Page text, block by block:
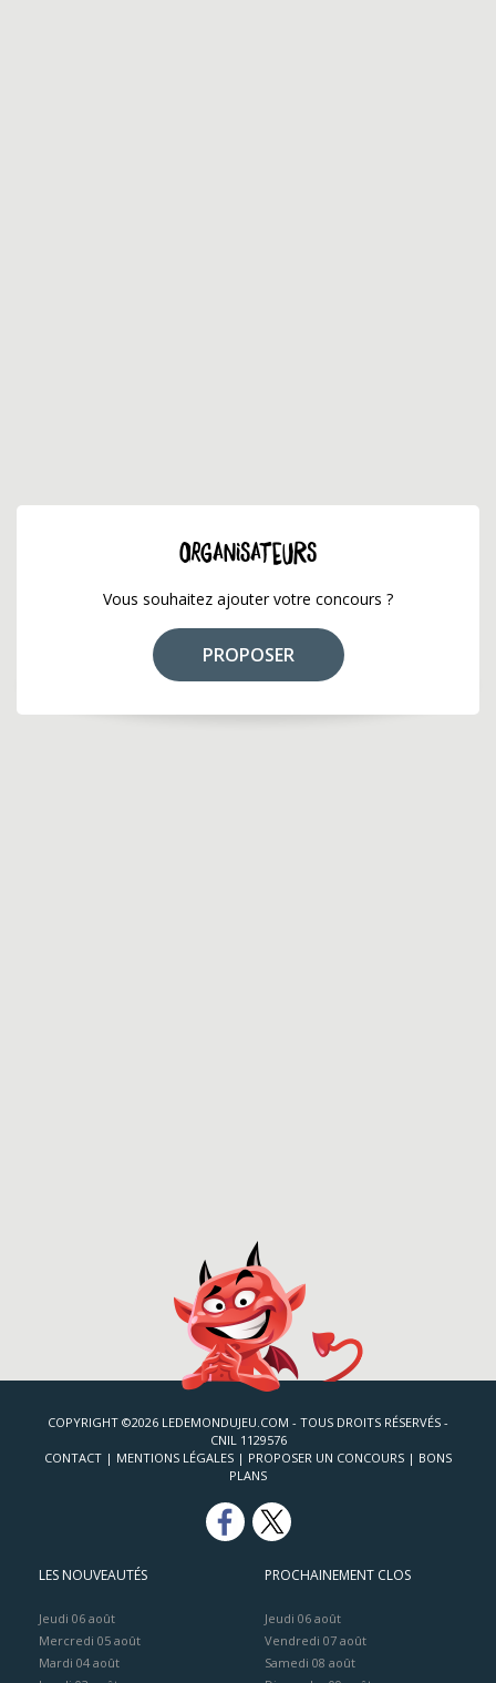
ORGANISATEURS
Vous souhaitez ajouter votre concours ?
PROPOSER
COPYRIGHT ©2026 LEDEMONDUJEU.COM - TOUS DROITS RÉSERVÉS -
CNIL 1129576
CONTACT | MENTIONS LÉGALES | PROPOSER UN CONCOURS | BONS
PLANS
LES NOUVEAUTÉS
Jeudi 06 août
Mercredi 05 août
Mardi 04 août
PROCHAINEMENT CLOS
Jeudi 06 août
Vendredi 07 août
Samedi 08 août